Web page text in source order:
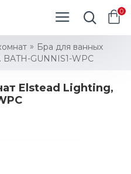
0
Бра для ванных
GUNNIS1-WPC
Elstead Lighting,